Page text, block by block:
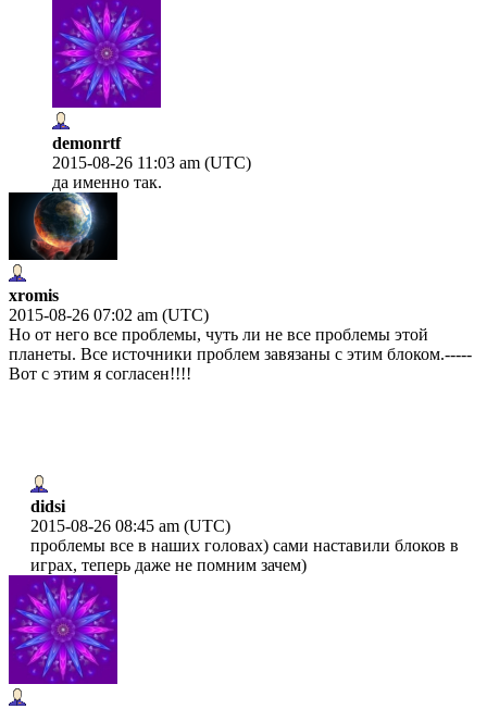
demonrtf
2015-08-26 11:03 am (UTC)
да именно так.
xromis
2015-08-26 07:02 am (UTC)
Но от него все проблемы, чуть ли не все проблемы этой
планеты. Все источники проблем завязаны с этим блоком.-----
Вот с этим я согласен!!!!
didsi
2015-08-26 08:45 am (UTC)
проблемы все в наших головах) сами наставили блоков в
играх, теперь даже не помним зачем)